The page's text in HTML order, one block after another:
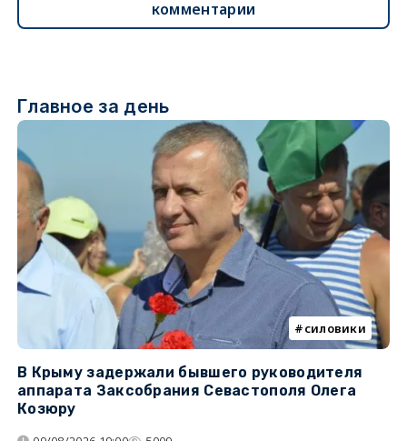
комментарии
Главное за день
силовики
В Крыму задержали бывшего руководителя
аппарата Заксобрания Севастополя Олега
Козюру